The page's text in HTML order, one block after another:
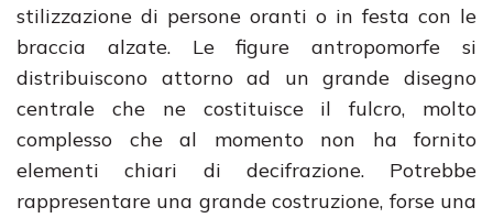
stilizzazione di persone oranti o in festa con le
braccia alzate. Le figure antropomorfe si
distribuiscono attorno ad un grande disegno
centrale che ne costituisce il fulcro, molto
complesso che al momento non ha fornito
elementi chiari di decifrazione. Potrebbe
rappresentare una grande costruzione, forse una